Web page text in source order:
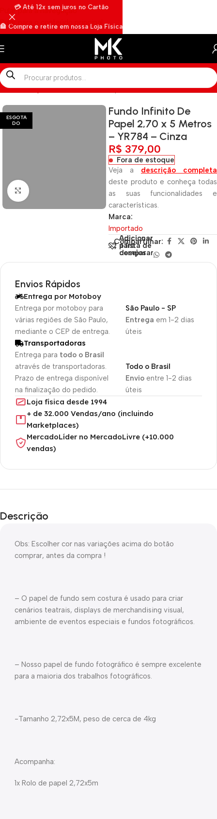
Pular para a navegação
Pular para o conteúdo principal
Início»Shop»Fundo Infinito De Papel 2,70 x 5 Metros – YR784
ESGOTA
DO
Clique para ampliar
Fundo Infinito De
Papel 2,70 x 5 Metros
– YR784 – Cinza
R$ 379,00
Fora de estoque
Veja a descrição completa
deste produto e conheça todas
as suas funcionalidades e
características.
Marca:
Importado
Adicionar
para
comparar
Adicionar
à lista de
desejos
Compartilhar:
Envios Rápidos
Entrega por Motoboy
Entrega por motoboy para
várias regiões de São Paulo,
mediante o CEP de entrega.
Entrega em 1-2 dias
úteis
São Paulo - SP
Transportadoras
Entrega para todo o Brasil
através de transportadoras.
Prazo de entrega disponível
na finalização do pedido.
Envioentre 1-2 dias
úteis
Todo o Brasil
Loja física desde 1994
+ de 32.000 Vendas/ano (incluindo
Marketplaces)
MercadoLíder no MercadoLivre (+10.000
vendas)
Descrição
Obs: Escolher cor nas variações acima do botão
comprar, antes da compra !
– O papel de fundo sem costura é usado para criar
cenários teatrais, displays de merchandising visual,
ambiente de eventos especiais e fundos fotográficos.
– Nosso papel de fundo fotográfico é sempre excelente
para a maioria dos trabalhos fotográficos.
-Tamanho 2,72x5M, peso de cerca de 4kg
Acompanha:
1x Rolo de papel 2,72x5m
💳 Até 12x sem juros no Cartão
🏦 Compre e retire em nossa Loja Física
🏍️ Envios rápidos por Motoboy